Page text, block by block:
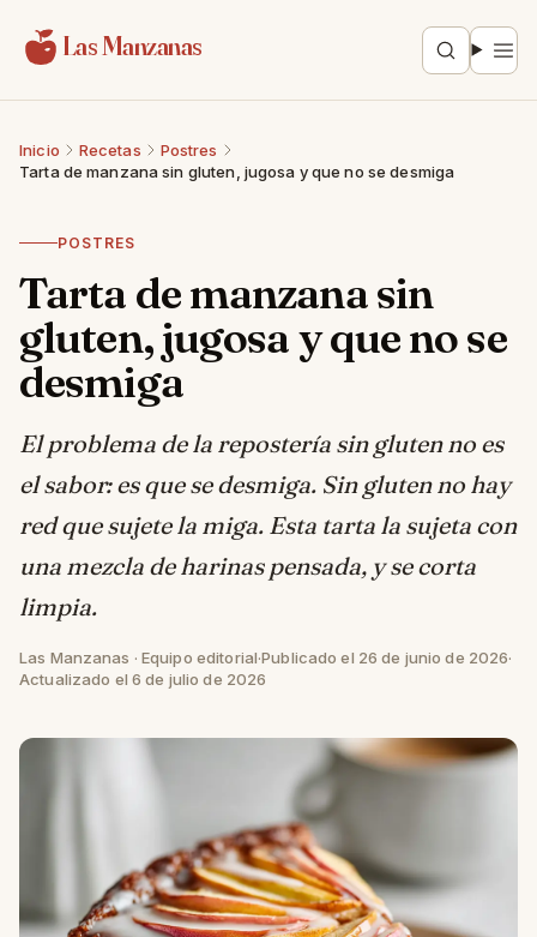
Las Manzanas
Inicio Recetas
Postres
Tarta de manzana sin gluten, jugosa y que no se desmiga
POSTRES
Tarta de manzana sin
gluten, jugosa y que no se
desmiga
El problema de la repostería sin gluten no es
el sabor: es que se desmiga. Sin gluten no hay
red que sujete la miga. Esta tarta la sujeta con
una mezcla de harinas pensada, y se corta
limpia.
Las Manzanas · Equipo editorial·Publicado el 26 de junio de 2026·
Actualizado el 6 de julio de 2026